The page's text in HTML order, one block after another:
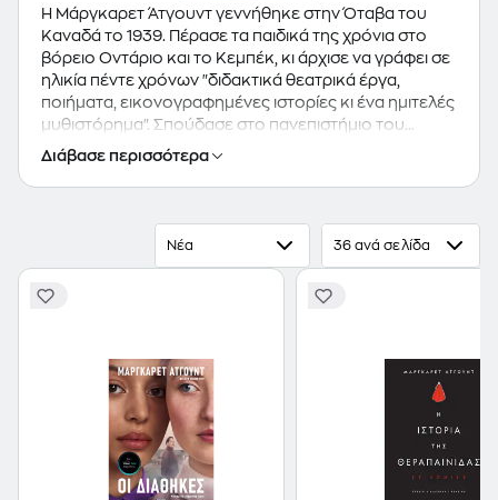
Η Μάργκαρετ Άτγουντ γεννήθηκε στην Όταβα του
Καναδά το 1939. Πέρασε τα παιδικά της χρόνια στο
βόρειο Οντάριο και το Κεμπέκ, κι άρχισε να γράφει σε
ηλικία πέντε χρόνων "διδακτικά θεατρικά έργα,
ποιήματα, εικονογραφημένες ιστορίες κι ένα ημιτελές
μυθιστόρημα". Σπούδασε στο πανεπιστήμιο του
Τορόντο και πήρε το Masters στο Radcliff College,
ταξίδεψε πολύ και άλλαξε διάφορα επαγγέλματα-
ταμίας, σερβιτόρα, σύμβουλος κατασκηνώσεων,
συγγραφέας. Εκτός από καθιερωμένη ποιήτρια, η
πεζογράφος και κριτικός του Καναδά. Έχει γράψει
περισσότερα από 40 μυθιστορήματα, ποιήματα,
έχει τιμηθεί με αμέτρητα βραβεία στον Καναδά και στο
εξωτερικό, όπως το βραβείο Premio Mondello (1997),
το Commonwealth (1987, 1994), το Booker (1989,
1996, 2000, 2003, 2005, 2007), και το Orange (2001,
2004). "Η φαγώσιμη γυναίκα", το πρώτο της
μυθιστόρημα, κυκλοφόρησε το 1969 (ελλ.: εκδ.
Διάβασε περισσότερα
Νέα 36 ανά σελίδα